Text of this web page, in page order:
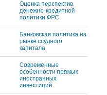
Оценка перспектив
денежно-кредитной
политики ФРС
Банковская политика на
рынке ссудного
капитала
Современные
особенности прямых
иностранных
инвестиций